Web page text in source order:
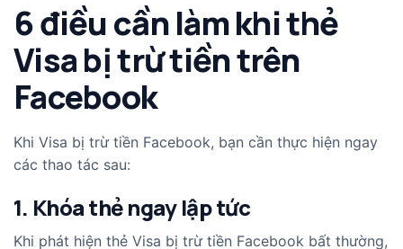
6 điều cần làm khi thẻ
Visa bị trừ tiền trên
Facebook
Khi Visa bị trừ tiền Facebook, bạn cần thực hiện ngay
các thao tác sau:
1. Khóa thẻ ngay lập tức
Khi phát hiện thẻ Visa bị trừ tiền Facebook bất thường,